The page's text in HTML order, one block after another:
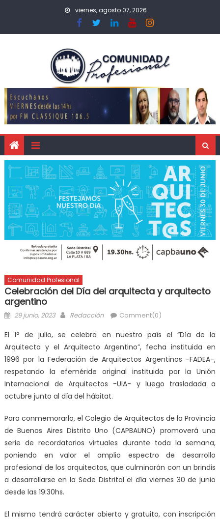
viernes, agosto 07, 2026
Comunidad Profesional
Celebración del Día del arquitecta y arquitecto
argentino
29 junio, 2023 Redacción Comment(0)
El 1° de julio, se celebra en nuestro país el “Día de la
Arquitecta y el Arquitecto Argentino”, fecha instituida en
1996 por la Federación de Arquitectos Argentinos -FADEA-,
respetando la efeméride original instituida por la Unión
Internacional de Arquitectos -UIA- y luego trasladada a
octubre junto al día del hábitat.
Para conmemorarlo, el Colegio de Arquitectos de la Provincia
de Buenos Aires Distrito Uno (CAPBAUNO) promoverá una
serie derecordatorios virtuales durante toda la semana,
poniendo en valor el amplio espectro de desarrollo
profesional de los arquitectos, que culminarán con unbrindis
a desarrollarse en la Sede Distrital el día viernes 30 de junio
desde las 19:30hs.
El mismo tendrá carácter abierto y gratuito, coninscripción